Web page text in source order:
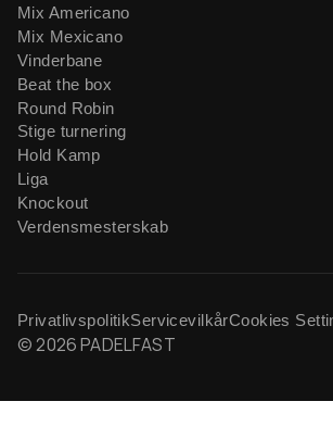
Mix Americano
Mix Mexicano
Vinderbane
Beat the box
Round Robin
Stige turnering
Hold Kamp
Liga
Knockout
Verdensmesterskab
© 2026 PADELFAST
PrivatlivspolitikServicevilkårCookies